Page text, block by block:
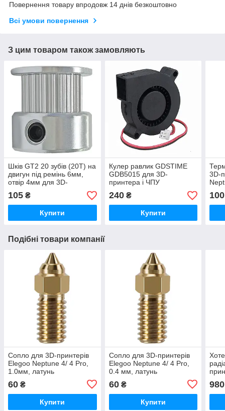
Повернення товару впродовж 14 днів безкоштовно
Всі умови повернення
З цим товаром також замовляють
Шків GT2 20 зубів (20T) на
двигун під ремінь 6мм,
отвір 4мм для 3D-
105 ₴
Купити
Кулер равлик GDSTIME
GDB5015 для 3D-
принтера і ЧПУ
типу, 24В 0.1A
240₴
Купити
3D-
100
Подібні товари компанії
Сопло для 3D-принтерів
Elegoo Neptune 4/ 4 Pro,
1.0мм, латунь
60 ₴
Купити
Сопло для 3D-принтерів
Elegoo Neptune 4/ 4 Pro,
0.4 мм, латунь
60₴
Купити
980